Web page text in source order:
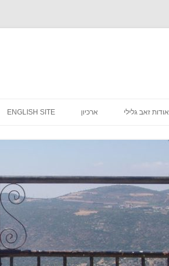
אודות זאב גלילי ארכיון ENGLISH SITE